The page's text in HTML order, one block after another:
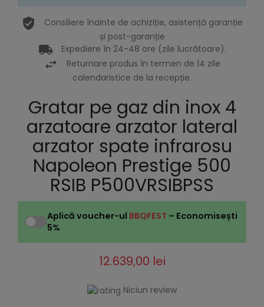
Consiliere înainte de achiziție, asistență garanție
și post-garanție
Expediere în 24-48 ore (zile lucrătoare).
Returnare produs în termen de 14 zile
calendaristice de la recepție.
Gratar pe gaz din inox 4
arzatoare arzator lateral
arzator spate infrarosu
Napoleon Prestige 500
RSIB P500VRSIBPSS
Aplică voucher-ul BBQFEST – Economisești
5%
12.639,00 lei
Niciun review